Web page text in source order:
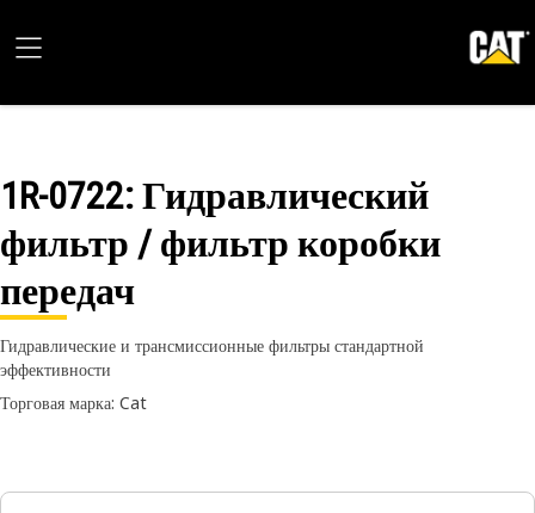
1R-0722: Гидравлический
фильтр / фильтр коробки
передач
Гидравлические и трансмиссионные фильтры стандартной
эффективности
Торговая марка: Cat